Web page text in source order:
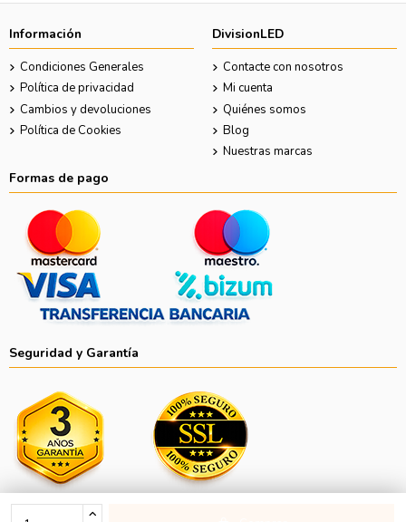
Información
Condiciones Generales
Política de privacidad
Cambios y devoluciones
Política de Cookies
DivisionLED
Contacte con nosotros
Mi cuenta
Quiénes somos
Blog
Nuestras marcas
Formas de pago
Seguridad y Garantía